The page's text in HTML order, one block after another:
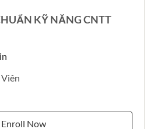
KỸ NĂNG CNTT
in
Enroll Now